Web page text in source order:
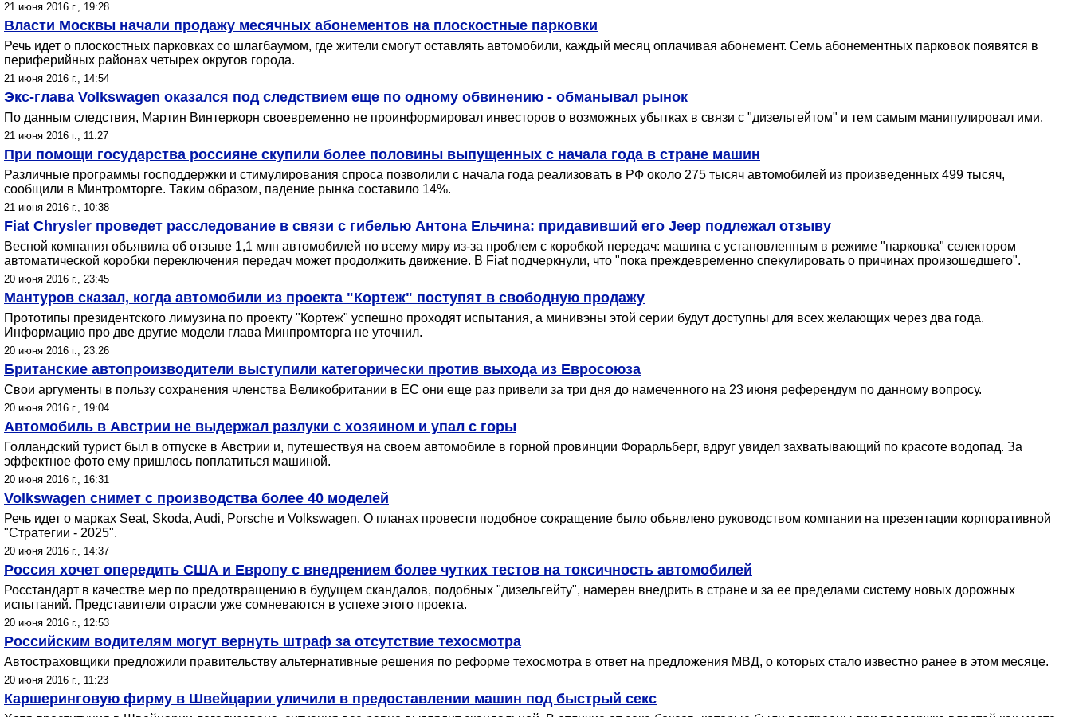
21 июня 2016 г., 19:28
Власти Москвы начали продажу месячных абонементов на плоскостные парковки
Речь идет о плоскостных парковках со шлагбаумом, где жители смогут оставлять автомобили, каждый месяц оплачивая абонемент. Семь абонементных парковок появятся в
периферийных районах четырех округов города.
21 июня 2016 г., 14:54
Экс-глава Volkswagen оказался под следствием еще по одному обвинению - обманывал рынок
По данным следствия, Мартин Винтеркорн своевременно не проинформировал инвесторов о возможных убытках в связи с "дизельгейтом" и тем самым манипулировал ими.
21 июня 2016 г., 11:27
При помощи государства россияне скупили более половины выпущенных с начала года в стране машин
Различные программы господдержки и стимулирования спроса позволили с начала года реализовать в РФ около 275 тысяч автомобилей из произведенных 499 тысяч,
сообщили в Минтромторге. Таким образом, падение рынка составило 14%.
21 июня 2016 г., 10:38
Fiat Chrysler проведет расследование в связи с гибелью Антона Ельчина: придавивший его Jeep подлежал отзыву
Весной компания объявила об отзыве 1,1 млн автомобилей по всему миру из-за проблем с коробкой передач: машина с установленным в режиме "парковка" селектором
автоматической коробки переключения передач может продолжить движение. В Fiat подчеркнули, что "пока преждевременно спекулировать о причинах произошедшего".
20 июня 2016 г., 23:45
Мантуров сказал, когда автомобили из проекта "Кортеж" поступят в свободную продажу
Прототипы президентского лимузина по проекту "Кортеж" успешно проходят испытания, а минивэны этой серии будут доступны для всех желающих через два года.
Информацию про две другие модели глава Минпромторга не уточнил.
20 июня 2016 г., 23:26
Британские автопроизводители выступили категорически против выхода из Евросоюза
Свои аргументы в пользу сохранения членства Великобритании в ЕС они еще раз привели за три дня до намеченного на 23 июня референдум по данному вопросу.
20 июня 2016 г., 19:04
Автомобиль в Австрии не выдержал разлуки с хозяином и упал с горы
Голландский турист был в отпуске в Австрии и, путешествуя на своем автомобиле в горной провинции Форарльберг, вдруг увидел захватывающий по красоте водопад. За
эффектное фото ему пришлось поплатиться машиной.
20 июня 2016 г., 16:31
Volkswagen снимет с производства более 40 моделей
Речь идет о марках Seat, Skoda, Audi, Porsche и Volkswagen. О планах провести подобное сокращение было объявлено руководством компании на презентации корпоративной
"Стратегии - 2025".
20 июня 2016 г., 14:37
Россия хочет опередить США и Европу с внедрением более чутких тестов на токсичность автомобилей
Росстандарт в качестве мер по предотвращению в будущем скандалов, подобных "дизельгейту", намерен внедрить в стране и за ее пределами систему новых дорожных
испытаний. Представители отрасли уже сомневаются в успехе этого проекта.
20 июня 2016 г., 12:53
Российским водителям могут вернуть штраф за отсутствие техосмотра
Автостраховщики предложили правительству альтернативные решения по реформе техосмотра в ответ на предложения МВД, о которых стало известно ранее в этом месяце.
20 июня 2016 г., 11:23
Каршеринговую фирму в Швейцарии уличили в предоставлении машин под быстрый секс